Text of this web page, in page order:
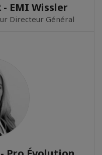
- EMI Wissler
Directeur Général